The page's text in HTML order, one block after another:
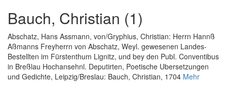
Bauch, Christian (1)
Abschatz, Hans Assmann, von/Gryphius, Christian: Herrn Hannß
Aßmanns Freyherrn von Abschatz, Weyl. gewesenen Landes-
Bestellten im Fürstenthum Lignitz, und bey den Publ. Conventibus
in Breßlau Hochansehnl. Deputirten, Poetische Ubersetzungen
und Gedichte, Leipzig/Breslau: Bauch, Christian, 1704 Mehr